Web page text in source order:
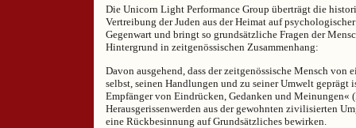
Die Unicorn Light Performance Group überträgt die
Vertreibung der Juden aus der Heimat auf
Gegenwart und bringt so grundsätzliche Fragen der
Hintergrund in zeitgenössischen Zusammenhang:
Davon ausgehend, dass der zeitgenössische Mensch von
selbst, seinen Handlungen und zu seiner Umwelt geprägt
Empfänger von Eindrücken, Gedanken und Meinungen«
Herausgerissenwerden aus der gewohnten zivilisierten
eine Rückbesinnung auf Grundsätzliches bewirken.